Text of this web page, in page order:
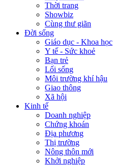
Thời trang
Showbiz
Cùng thư giãn
Đời sống
Giáo dục - Khoa học
Y tế - Sức khoẻ
Bạn trẻ
Lối sống
Môi trường khí hậu
Giao thông
Xã hội
Kinh tế
Doanh nghiệp
Chứng khoán
Địa phương
Thị trường
Nông thôn mới
Khởi nghiệp